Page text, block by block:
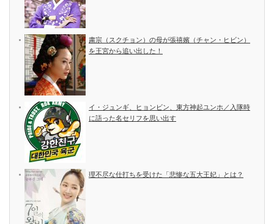
粛宗（スクチョン）の母が張禧嬪（チャン・ヒビン）
を王宮から追い出した！
イ・ジュンギ、ヒョンビン、東方神起ユンホ／入隊時
に語った名セリフを思い出す
理不尽な仕打ちを受けた「悲惨な五大王妃」とは？